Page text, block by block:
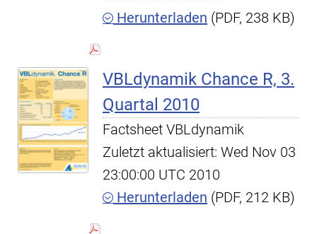
Herunterladen (PDF, 238 KB)
VBLdynamik Chance R, 3.
Quartal 2010
Factsheet VBLdynamik
Zuletzt aktualisiert: Wed Nov 03
23:00:00 UTC 2010
Herunterladen (PDF, 212 KB)